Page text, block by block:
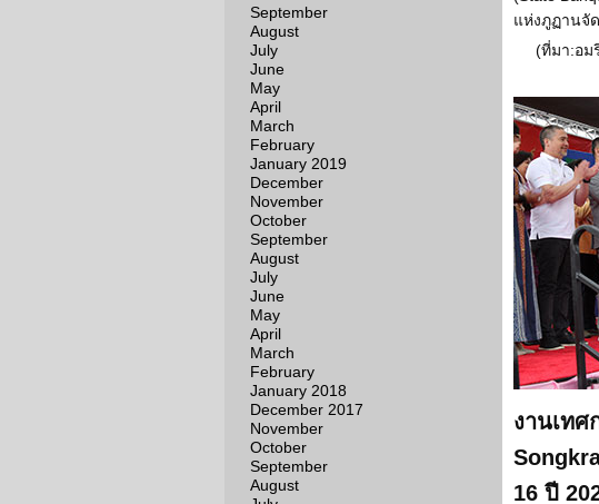
September
August
July
June
May
April
March
February
January 2019
December
November
October
September
August
July
June
May
April
March
February
January 2018
December 2017
November
October
September
August
แห่งภูฏานจั
(ที่มา:อม
งานเทศ
16 ปี